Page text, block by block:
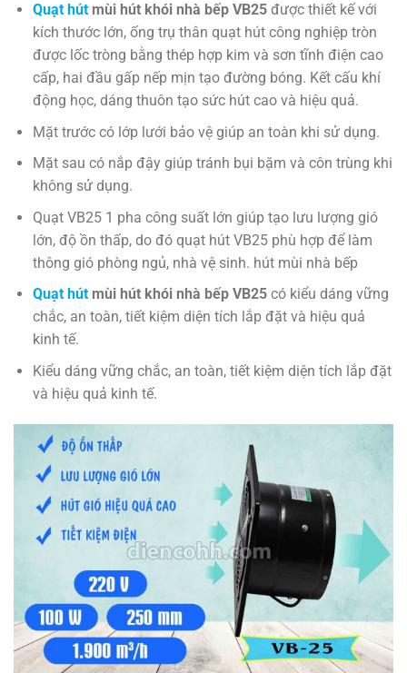
Quạt hút mùi hút khói nhà bếp VB25được thiết kế với
kích thước lớn, ống trụ thân quạt hút công nghiệp tròn
được lốc tròng bằng thép hợp kim và sơn tĩnh điện cao
cấp, hai đầu gấp nếp mịn tạo đường bóng. Kết cấu khí
động học, dáng thuôn tạo sức hút cao và hiệu quả.
Mặt trước có lớp lưới bảo vệ giúp an toàn khi sử dụng.
Mặt sau có nắp đậy giúp tránh bụi bặm và côn trùng khi
không sử dụng.
Quạt VB25 1 pha công suất lớn giúp tạo lưu lượng gió
lớn, độ ồn thấp, do đó quạt hút VB25 phù hợp để làm
thông gió phòng ngủ, nhà vệ sinh. hút mùi nhà bếp
Quạt hút mùi hút khói nhà bếp VB25 có kiểu dáng vững
chắc, an toàn, tiết kiệm diện tích lắp đặt và hiệu quả
kinh tế.
Kiểu dáng vững chắc, an toàn, tiết kiệm diện tích lắp đặt
và hiệu quả kinh tế.